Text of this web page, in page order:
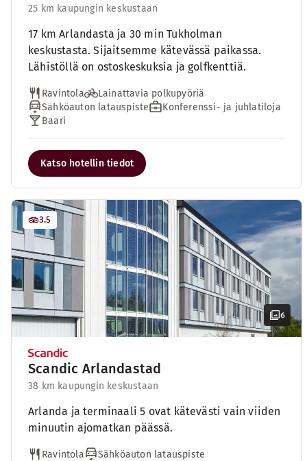
25 km kaupungin keskustaan
17 km Arlandasta ja 30 min Tukholman
keskustasta. Sijaitsemme kätevässä paikassa.
Lähistöllä on ostoskeskuksia ja golfkenttiä.
Ravintola
Lainattavia polkupyöriä
Sähköauton latauspiste
Konferenssi- ja juhlatiloja
Baari
Katso hotellin tiedot
6
3.5
Scandic Arlandastad
38 km kaupungin keskustaan
Arlanda ja terminaali 5 ovat kätevästi vain viiden
minuutin ajomatkan päässä.
Ravintola
Sähköauton latauspiste